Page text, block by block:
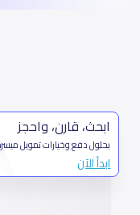
ابحث، قارن، واحجز
بحلول دفع وخيارات تمويل
ابدأ الآن